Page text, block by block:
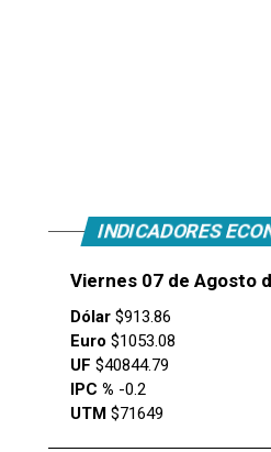
INDICADORES
Viernes 07 de Agosto
Dólar $913.86
Euro $1053.08
UF $40844.79
IPC % -0.2
UTM $71649